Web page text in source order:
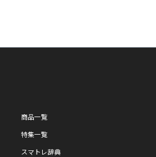
商品一覧
特集一覧
スマトレ辞典